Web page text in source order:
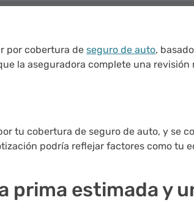
por cobertura de seguro de auto,
la aseguradora complete una
tu cobertura de seguro de auto, y se
podría reflejar factores como tu
prima estimada y